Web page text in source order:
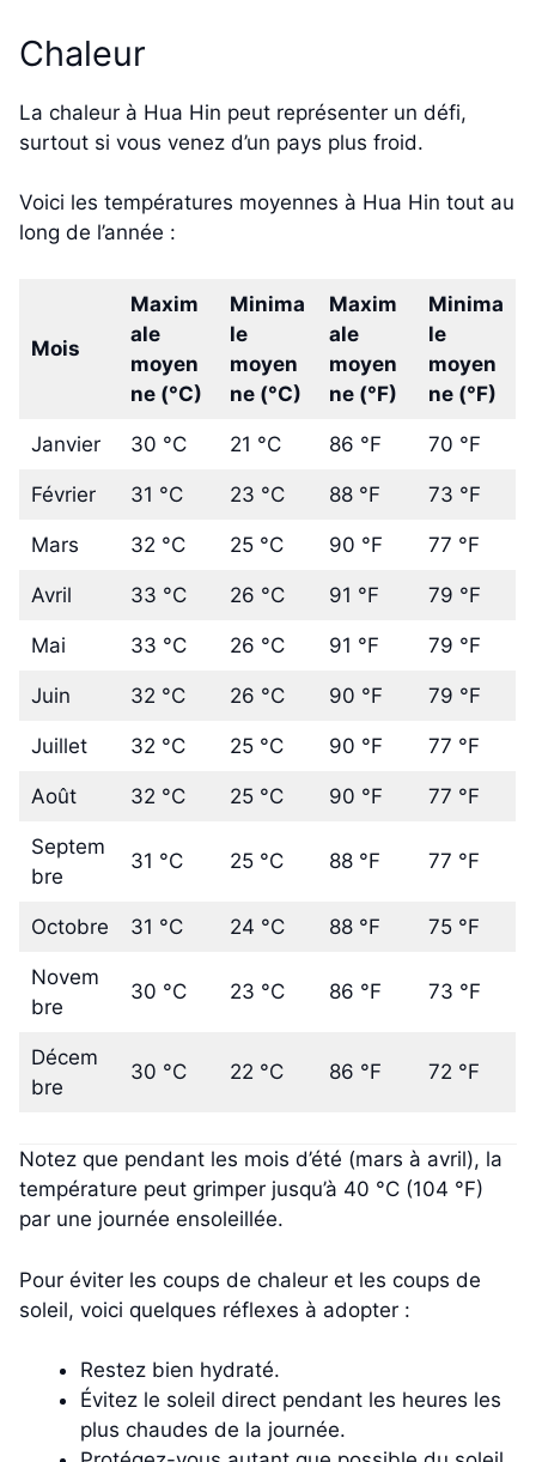
Chaleur
La chaleur à Hua Hin peut représenter un défi,
surtout si vous venez d’un pays plus froid.
Voici les températures moyennes à Hua Hin tout au
long de l’année :
Mois
Maxim
ale
moyen
ne (°C)
Minima
le
moyen
ne (°C)
Maxim
ale
moyen
ne (°F)
Minima
le
moyen
ne (°F)
Janvier 30 °C 21 °C 86 °F 70 °F
Février 31 °C 23 °C 88 °F 73 °F
Mars 32 °C 25 °C 90 °F 77 °F
Avril 33 °C 26 °C 91 °F 79 °F
Mai 33 °C 26 °C 91 °F 79 °F
Juin 32 °C 26 °C 90 °F 79 °F
Juillet 32 °C 25 °C 90 °F 77 °F
Août 32 °C 25 °C 90 °F 77 °F
Septem
bre
31 °C 25 °C 88 °F 77 °F
Octobre 31 °C 24 °C 88 °F 75 °F
Novem
bre
30 °C 23 °C 86 °F 73 °F
Décem
bre
30 °C 22 °C 86 °F 72 °F
Notez que pendant les mois d’été (mars à avril), la
température peut grimper jusqu’à 40 °C (104 °F)
par une journée ensoleillée.
Pour éviter les coups de chaleur et les coups de
soleil, voici quelques réflexes à adopter :
Restez bien hydraté.
Évitez le soleil direct pendant les heures les
plus chaudes de la journée.